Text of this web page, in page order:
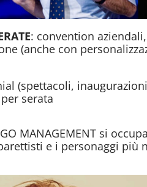
: convention
(anche con
(spettacoli,
serata
MANAGEMENT si
e i personaggi più